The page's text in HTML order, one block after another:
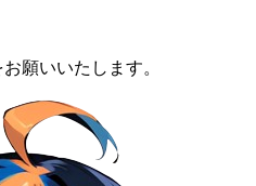
願いいたします。